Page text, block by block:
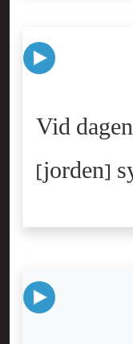
Vid
[jorden]